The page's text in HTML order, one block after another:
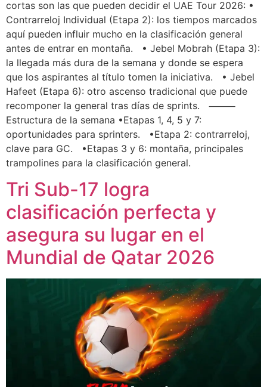
cortas son las que pueden decidir el UAE Tour 2026: •
Contrarreloj Individual (Etapa 2): los tiempos marcados
aquí pueden influir mucho en la clasificación general
antes de entrar en montaña. • Jebel Mobrah (Etapa 3):
la llegada más dura de la semana y donde se espera
que los aspirantes al título tomen la iniciativa. • Jebel
Hafeet (Etapa 6): otro ascenso tradicional que puede
recomponer la general tras días de sprints. ⸻
Estructura de la semana •Etapas 1, 4, 5 y 7:
oportunidades para sprinters. •Etapa 2: contrarreloj,
clave para GC. •Etapas 3 y 6: montaña, principales
trampolines para la clasificación general.
Tri Sub-17 logra
clasificación perfecta y
asegura su lugar en el
Mundial de Qatar 2026